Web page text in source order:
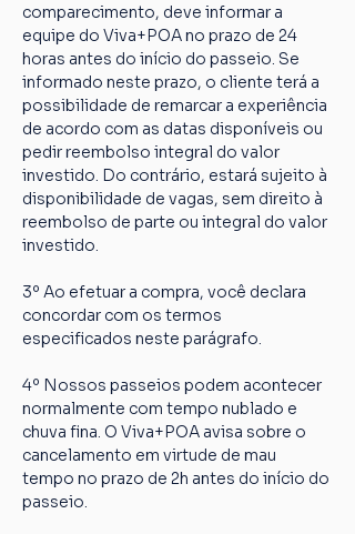
comparecimento, deve informar a
equipe do Viva+POA no prazo de 24
horas antes do início do passeio. Se
informado neste prazo, o cliente terá a
possibilidade de remarcar a experiência
de acordo com as datas disponíveis ou
pedir reembolso integral do valor
investido. Do contrário, estará sujeito à
disponibilidade de vagas, sem direito à
reembolso de parte ou integral do valor
investido.
3º Ao efetuar a compra, você declara
concordar com os termos
especificados neste parágrafo.
4º Nossos passeios podem acontecer
normalmente com tempo nublado e
chuva fina. O Viva+POA avisa sobre o
cancelamento em virtude de mau
tempo no prazo de 2h antes do início do
passeio.